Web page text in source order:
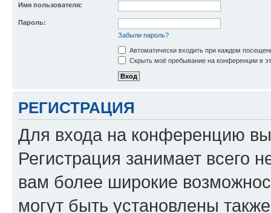
Имя пользователя:
Пароль:
Забыли пароль?
Автоматически входить при каждом
Скрыть моё пребывание на конференции в
РЕГИСТРАЦИЯ
Для входа на конференцию
Регистрация занимает всего
вам более широкие
могут быть установлены